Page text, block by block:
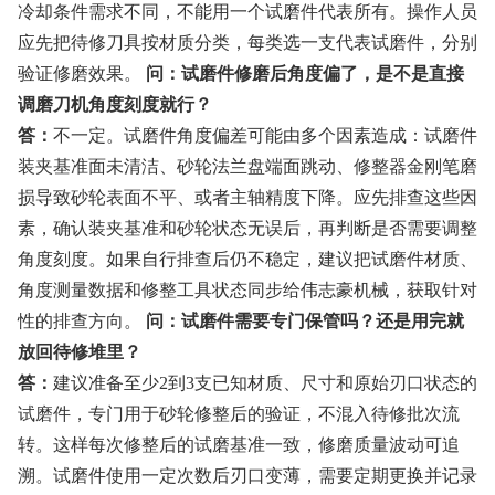
冷却条件需求不同，不能用一个试磨件代表所有。操作人员
应先把待修刀具按材质分类，每类选一支代表试磨件，分别
验证修磨效果。 问：试磨件修磨后角度偏了，是不是直接
调磨刀机角度刻度就行？
答： 不一定。试磨件角度偏差可能由多个因素造成：试磨件
装夹基准面未清洁、砂轮法兰盘端面跳动、修整器金刚笔磨
损导致砂轮表面不平、或者主轴精度下降。应先排查这些因
素，确认装夹基准和砂轮状态无误后，再判断是否需要调整
角度刻度。如果自行排查后仍不稳定，建议把试磨件材质、
角度测量数据和修整工具状态同步给伟志豪机械，获取针对
性的排查方向。 问：试磨件需要专门保管吗？还是用完就
放回待修堆里？
答： 建议准备至少2到3支已知材质、尺寸和原始刃口状态的
试磨件，专门用于砂轮修整后的验证，不混入待修批次流
转。这样每次修整后的试磨基准一致，修磨质量波动可追
溯。试磨件使用一定次数后刃口变薄，需要定期更换并记录